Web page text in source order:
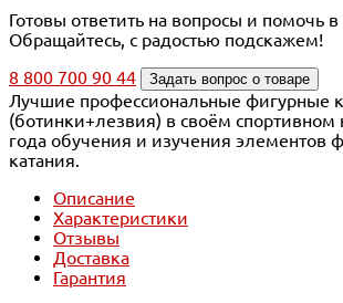
Готовы ответить на вопросы и помочь
Обращайтесь, с радостью подскажем!
8 800 700 90 44
Задать вопрос о товаре
Лучшие профессиональные фигурные
(ботинки+лезвия) в своём спортивном
года обучения и изучения элементов
катания.
Описание
Характеристики
Отзывы
Доставка
Гарантия